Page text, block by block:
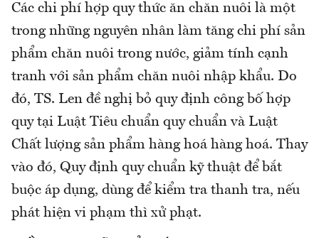
Các chi phí hợp quy thức ăn chăn nuôi là một
trong những nguyên nhân làm tăng chi phí sản
phẩm chăn nuôi trong nước, giảm tính cạnh
tranh với sản phẩm chăn nuôi nhập khẩu. Do
đó, TS. Len đề nghị bỏ quy định công bố hợp
quy tại Luật Tiêu chuẩn quy chuẩn và Luật
Chất lượng sản phẩm hàng hoá hàng hoá. Thay
vào đó, Quy định quy chuẩn kỹ thuật để bắt
buộc áp dụng, dùng để kiểm tra thanh tra, nếu
phát hiện vi phạm thì xử phạt.